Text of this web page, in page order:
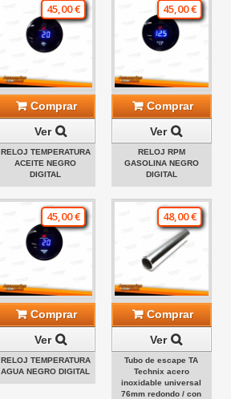
45,00 €
Comprar
Ver
RELOJ TEMPERATURA
ACEITE NEGRO
DIGITAL
45,00 €
Comprar
Ver
RELOJ RPM
GASOLINA NEGRO
DIGITAL
45,00 €
Comprar
Ver
RELOJ TEMPERATURA
AGUA NEGRO DIGITAL
48,00 €
Comprar
Ver
Tubo de escape TA
Technix acero
inoxidable universal
76mm redondo / con